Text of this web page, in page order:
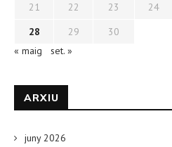
21
22 23 24
28
29
30
« maig
set. »
ARXIU
juny 2026